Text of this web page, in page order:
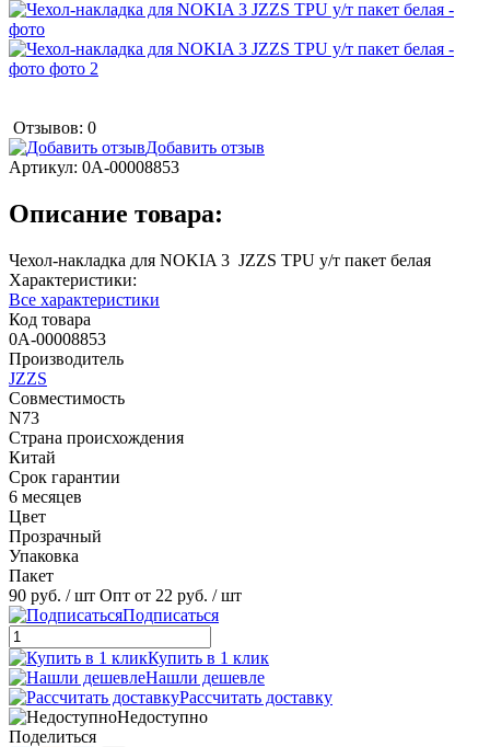
Отзывов: 0
Добавить отзыв
Артикул: 0А-00008853
Описание товара:
Чехол-накладка для NOKIA 3 JZZS TPU у/т пакет белая
Характеристики:
Все характеристики
Код товара
0А-00008853
Производитель
JZZS
Совместимость
N73
Страна происхождения
Китай
Срок гарантии
6 месяцев
Цвет
Прозрачный
Упаковка
Пакет
90 руб. / шт Опт от 22 руб. / шт
Подписаться
Купить в 1 клик
Нашли дешевле
Рассчитать доставку
Недоступно
Поделиться